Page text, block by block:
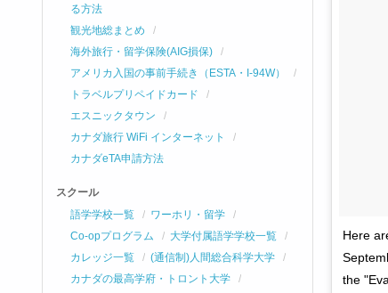
Here
the
る方法
観光地総まとめ
海外旅行・留学保険(AIG損保)
アメリカ入国の事前手続き（ESTA・I-94W）
トラベルプリペイドカード
エスニックタウン
カナダ旅行 WiFi インターネット
カナダeTA申請方法
スクール
語学学校一覧
ワーホリ・留学
Co-opプログラム
大学付属語学学校一覧
カレッジ一覧
(通信制)人間総合科学大学
カナダの最高学府・トロント大学